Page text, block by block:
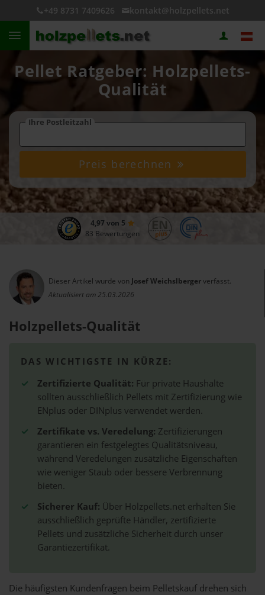
+49 8731 7409626 kontakt@holzpellets.net
Pellet Ratgeber: Holzpellets-
Qualität
Ihre Postleitzahl
Preis berechnen
4,97 von 5
83 Bewertungen
Dieser Artikel wurde von Josef Weichslbergerverfasst.
Aktualisiert am 25.03.2026
Holzpellets-Qualität
DAS WICHTIGSTE IN KÜRZE:
✓
Zertifizierte Qualität: Für private Haushalte
sollten ausschließlich Pellets mit Zertifizierung wie
ENplus oder DINplus verwendet werden.
✓
Zertifikate vs. Veredelung: Zertifizierungen
garantieren ein festgelegtes Qualitätsniveau,
während Veredelungen zusätzliche Eigenschaften
wie weniger Staub oder bessere Verbrennung
bieten.
✓
Sicherer Kauf: Über Holzpellets.net erhalten Sie
ausschließlich geprüfte Händler, zertifizierte
Pellets und zusätzliche Sicherheit durch unser
Garantiezertifikat.
Die häufigsten Kundenfragen beim Pelletskauf drehen sich